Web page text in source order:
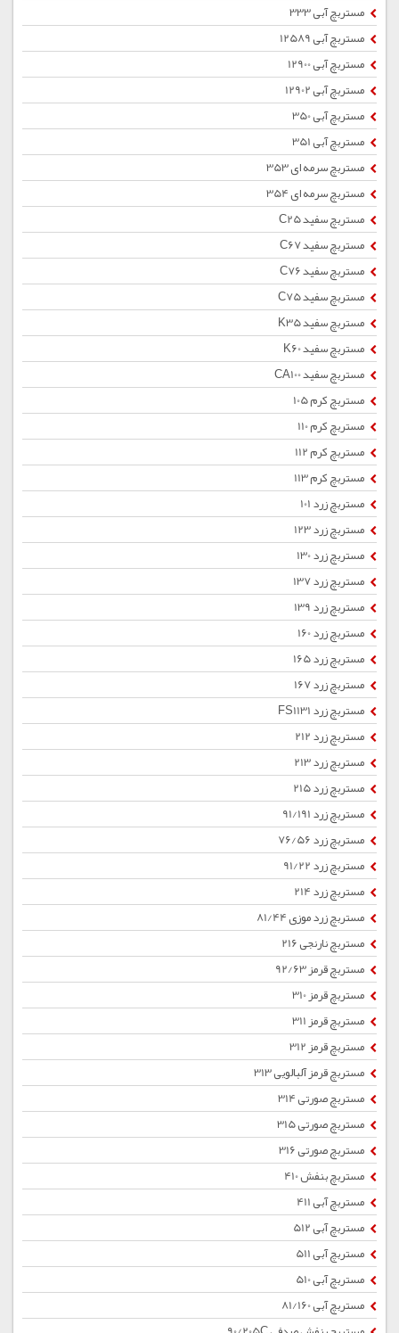
مستربچ آبی 333
مستربچ آبی 12589
مستربچ آبی 12900
مستربچ آبی 12902
مستربچ آبی 350
مستربچ آبی 351
مستربچ سرمه ای 353
مستربچ سرمه ای 354
مستربچ سفید C25
مستربچ سفید C67
مستربچ سفید C76
مستربچ سفید C75
مستربچ سفید K35
مستربچ سفید K60
مستربچ سفید CA100
مستربچ کرم 105
مستربچ کرم 110
مستربچ کرم 112
مستربچ کرم 113
مستربچ زرد 101
مستربچ زرد 123
مستربچ زرد 130
مستربچ زرد 137
مستربچ زرد 139
مستربچ زرد 160
مستربچ زرد 165
مستربچ زرد 167
مستربچ زرد FS1131
مستربچ زرد 212
مستربچ زرد 213
مستربچ زرد 215
مستربچ زرد 91/191
مستربچ زرد 76/56
مستربچ زرد 91/22
مستربچ زرد 214
مستربچ زرد موزی 81/44
مستربچ نارنجی 216
مستربچ قرمز 92/63
مستربچ قرمز 310
مستربچ قرمز 311
مستربچ قرمز 312
مستربچ قرمز آلبالویی 313
مستربچ صورتی 314
مستربچ صورتی 315
مستربچ صورتی 316
مستربچ بنفش 410
مستربچ آبی 411
مستربچ آبی 512
مستربچ آبی 511
مستربچ آبی 510
مستربچ آبی 81/160